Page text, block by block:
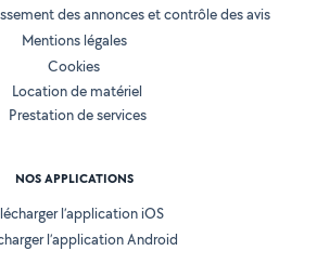
des annonces et contrôle des avis
Mentions légales
Cookies
Location de matériel
Prestation de services
NOS APPLICATIONS
l’application iOS
l’application Android